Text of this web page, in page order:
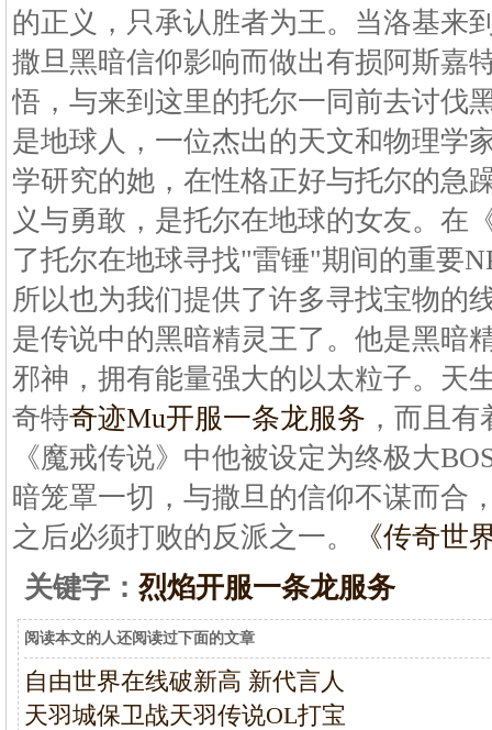
的正义，只承认胜者为王。当洛基来
撒旦黑暗信仰影响而做出有损阿斯嘉
悟，与来到这里的托尔一同前去讨伐
是地球人，一位杰出的天文和物理学
学研究的她，在性格正好与托尔的急
义与勇敢，是托尔在地球的女友。在
了托尔在地球寻找"雷锤"期间的重要
所以也为我们提供了许多寻找宝物的
是传说中的黑暗精灵王了。他是黑暗
邪神，拥有能量强大的以太粒子。天
奇特奇迹Mu开服一条龙服务 ，而且
《魔戒传说》中他被设定为终极大
暗笼罩一切，与撒旦的信仰不谋而合
之后必须打败的反派之一。
《传奇世
关键字： 烈焰开服一条龙服务
阅读本文的人还阅读过下面的文章
自由世界在线破新高 新代言人
天羽城保卫战天羽传说OL打宝